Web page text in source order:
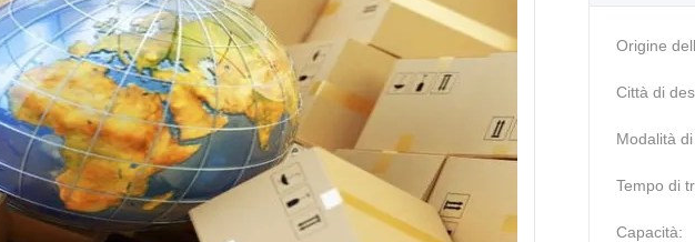
Origine
Città di
Modalità
Tempo di
Capacità: